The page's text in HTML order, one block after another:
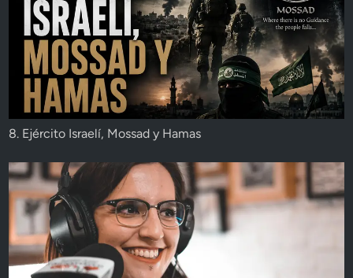
8. Ejército Israelí, Mossad y Hamas